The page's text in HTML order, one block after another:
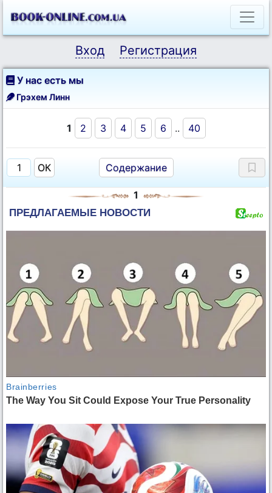
Вход Регистрация
У нас есть мы
Грэхем Линн
1 2 3 4 5 6 .. 40
Содержание
1